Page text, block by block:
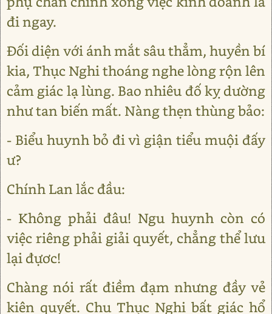
đi ngay.
Đối diện với ánh mắt sâu thẳm, huyền bí
kia, Thục Nghi thoáng nghe lòng rộn lên
cảm giác lạ lùng. Bao nhiêu đố kỵ dường
như tan biến mất. Nàng thẹn thùng bảo:
- Biểu huynh bỏ đi vì giận tiểu muội đấy
ư?
Chính Lan lắc đầu:
- Không phải đâu! Ngu huynh còn có
việc riêng phải giải quyết, chẳng thể lưu
lại đựơc!
Chàng nói rất điềm đạm nhưng đầy vẻ
kiên quyết. Chu Thục Nghi bất giác hổ